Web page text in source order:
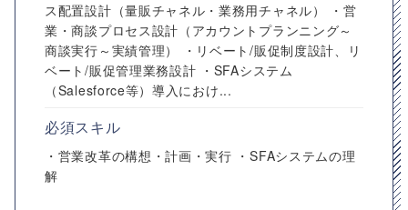
ス配置設計（量販チャネル・業務用チャネル） ・営
業・商談プロセス設計（アカウントプランニング～
商談実行～実績管理） ・リベート/販促制度設計、リ
ベート/販促管理業務設計 ・SFAシステム
（Salesforce等）導入におけ...
必須スキル
・営業改革の構想・計画・実行 ・SFAシステムの理
解